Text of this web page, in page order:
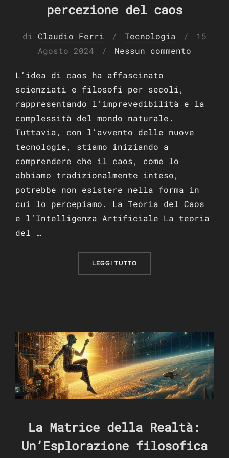
percezione del caos
di Claudio Ferri Tecnologia
15
Agosto 2024
Nessun commento
L’idea di caos ha affascinato
scienziati e filosofi per secoli,
rappresentando l’imprevedibilità e la
complessità del mondo naturale.
Tuttavia, con l’avvento delle nuove
tecnologie, stiamo iniziando a
comprendere che il caos, come lo
abbiamo tradizionalmente inteso,
potrebbe non esistere nella forma in
cui lo percepiamo. La Teoria del Caos
e l’Intelligenza Artificiale La teoria
del …
LEGGI TUTTO
La Matrice della Realtà:
Un’Esplorazione filosofica